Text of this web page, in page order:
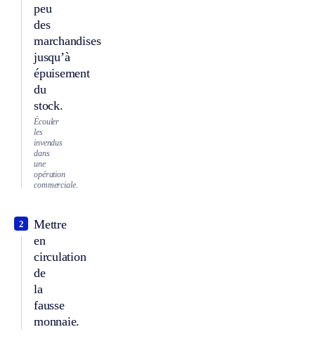
peu
des
marchandises
jusqu’à
épuisement
du
stock.
Écouler
les
invendus
dans
une
opération
commerciale.
Mettre
en
circulation
de
la
fausse
monnaie.
2